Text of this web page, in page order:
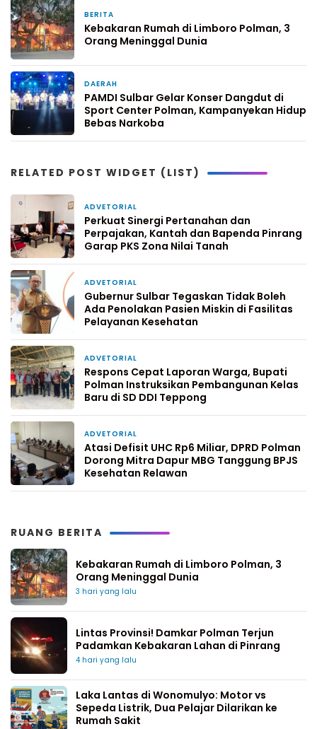
BERITA
Kebakaran Rumah di Limboro Polman, 3
Orang Meninggal Dunia
DAERAH
PAMDI Sulbar Gelar Konser Dangdut di
Sport Center Polman, Kampanyekan Hidup
Bebas Narkoba
RELATED POST WIDGET (LIST)
ADVETORIAL
Perkuat Sinergi Pertanahan dan
Perpajakan, Kantah dan Bapenda Pinrang
Garap PKS Zona Nilai Tanah
ADVETORIAL
Gubernur Sulbar Tegaskan Tidak Boleh
Ada Penolakan Pasien Miskin di Fasilitas
Pelayanan Kesehatan
ADVETORIAL
Respons Cepat Laporan Warga, Bupati
Polman Instruksikan Pembangunan Kelas
Baru di SD DDI Teppong
ADVETORIAL
Atasi Defisit UHC Rp6 Miliar, DPRD Polman
Dorong Mitra Dapur MBG Tanggung BPJS
Kesehatan Relawan
RUANG BERITA
Kebakaran Rumah di Limboro Polman, 3
Orang Meninggal Dunia
3 hari yang lalu
Lintas Provinsi! Damkar Polman Terjun
Padamkan Kebakaran Lahan di Pinrang
4 hari yang lalu
Laka Lantas di Wonomulyo: Motor vs
Sepeda Listrik, Dua Pelajar Dilarikan ke
Rumah Sakit